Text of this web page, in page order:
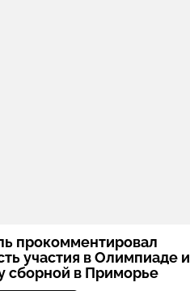
прокомментировал
участия в Олимпиаде и
сборной в Приморье